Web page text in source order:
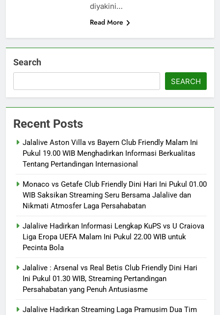
diyakini…
Read More
Search
SEARCH
Recent Posts
Jalalive Aston Villa vs Bayern Club Friendly Malam Ini
Pukul 19.00 WIB Menghadirkan Informasi Berkualitas
Tentang Pertandingan Internasional
Monaco vs Getafe Club Friendly Dini Hari Ini Pukul 01.00
WIB Saksikan Streaming Seru Bersama Jalalive dan
Nikmati Atmosfer Laga Persahabatan
Jalalive Hadirkan Informasi Lengkap KuPS vs U Craiova
Liga Eropa UEFA Malam Ini Pukul 22.00 WIB untuk
Pecinta Bola
Jalalive : Arsenal vs Real Betis Club Friendly Dini Hari
Ini Pukul 01.30 WIB, Streaming Pertandingan
Persahabatan yang Penuh Antusiasme
Jalalive Hadirkan Streaming Laga Pramusim Dua Tim